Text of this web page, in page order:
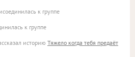
к группе
к группе
историю Тяжело когда тебя предаёт